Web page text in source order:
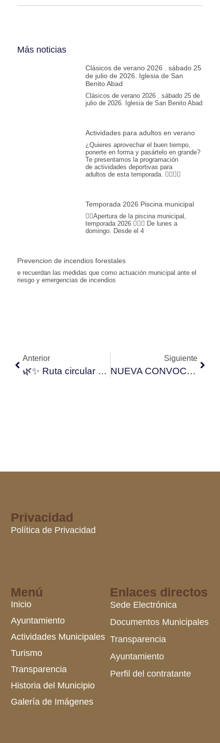
Más noticias
Clásicos de verano 2026 . sábado 25
de julio de 2026. Iglesia de San
Benito Abad
Clásicos de verano 2026 . sábado 25 de
julio de 2026. Iglesia de San Benito Abad
Actividades para adultos en verano
¿Quieres aprovechar el buen tiempo,
ponerte en forma y pasártelo en grande?
Te presentamos la programación
de actividades deportivas para
adultos de esta temporada. 🏊‍♂️💪🎾
Temporada 2026 Piscina municipal
🏊‍♀️Apertura de la piscina municipal,
temporada 2026 🏊🏽📆 De lunes a
domingo. Desde el 4
Prevencion de incendios forestales
e recuerdan las medidas que como actuación municipal ante el
riesgo y emergencias de incendios
Anterior
🌿✨ Ruta circular Pinilla de Buitrago y Villavieja del Lozoya ✨🌿
Siguiente
NUEVA CONVOCATORIA DE AYUDAS PARA CORPORACIONES LOCALES. Inversiones en infraestructuras agrarias
Enlaces directos
Sede Electrónica
Documentos Municipales
Transparencia
Ayuntamiento
Perfil del contratante
Menú
Inicio
Ayuntamiento
Actividades Municipales
Turismo
Transparencia
Historia del Municipio
Galería de Imágenes
Privacidad
Política de Privacidad